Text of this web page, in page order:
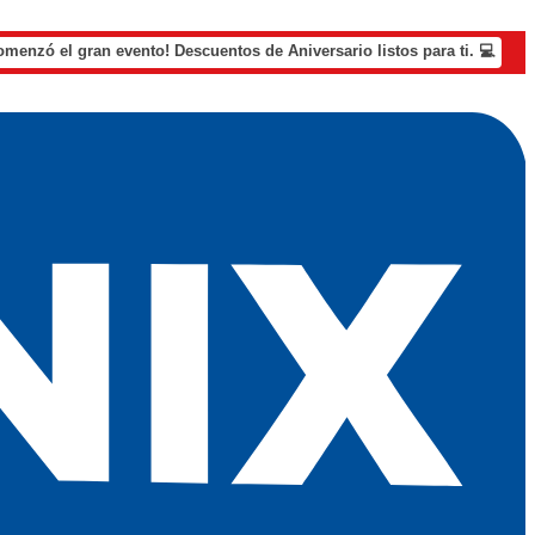
el gran evento! Descuentos de Aniversario listos para ti. 💻